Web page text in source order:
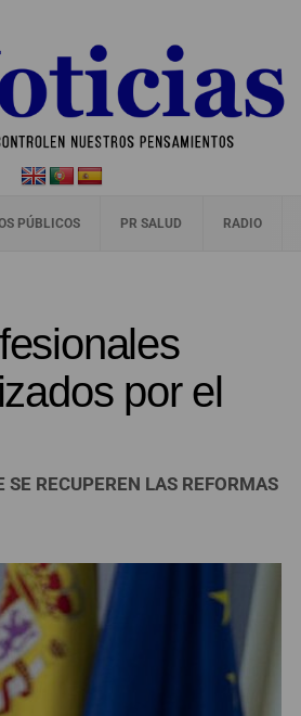
PÚBLICOS PR SALUD RADIO
por el
RECUPEREN LAS REFORMAS